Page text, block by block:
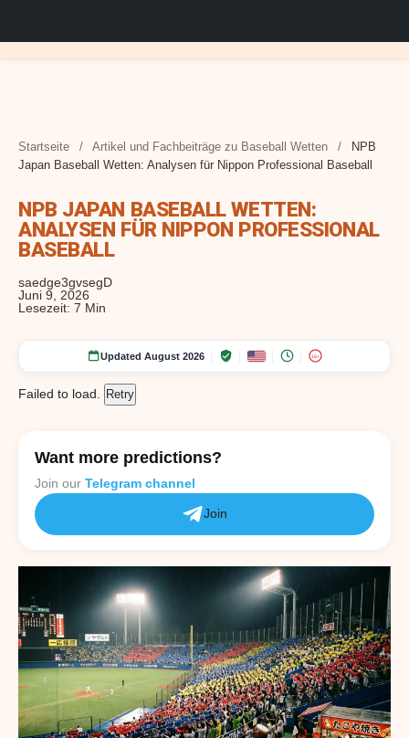
Analysen & Strategien
für lukrative Quoten
Märkte und Optionen für
Sportwetten
Baseball Wetten:
Matchups und
Strategie: Quoten in
Echtzeit analysieren
Value Betting im
Baseball: Profitable
Artikel und
Fachbeiträge zu
News rund um Baseball
Wetten und Analysen
Startseite / Artikel und Fachbeiträge zu Baseball Wetten /
NPB
Japan Baseball Wetten: Analysen für Nippon Professional Baseball
NPB JAPAN BASEBALL WETTEN:
ANALYSEN FÜR NIPPON PROFESSIONAL
BASEBALL
saedge3gvsegD
Juni 9, 2026
Lesezeit: 7 Min
Updated August 2026 18+
Failed to load. Retry
Want more predictions?
Join our Telegram channel
Join